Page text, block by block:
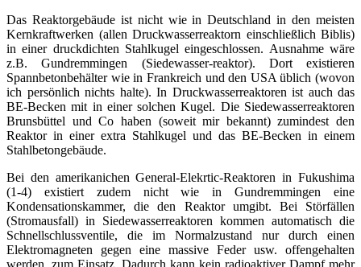
Das Reaktorgebäude ist nicht wie in Deutschland in den meisten
Kernkraftwerken (allen Druckwasserreaktorn einschließlich Biblis)
in einer druckdichten Stahlkugel eingeschlossen. Ausnahme wäre
z.B. Gundremmingen (Siedewasser-reaktor). Dort existieren
Spannbetonbehälter wie in Frankreich und den USA üblich (wovon
ich persönlich nichts halte). In Druckwasserreaktoren ist auch das
BE-Becken mit in einer solchen Kugel. Die Siedewasserreaktoren
Brunsbüttel und Co haben (soweit mir bekannt) zumindest den
Reaktor in einer extra Stahlkugel und das BE-Becken in einem
Stahlbetongebäude.
Bei den amerikanichen General-Elekrtic-Reaktoren in Fukushima
(1-4) existiert zudem nicht wie in Gundremmingen eine
Kondensationskammer, die den Reaktor umgibt. Bei Störfällen
(Stromausfall) in Siedewasserreaktoren kommen automatisch die
Schnellschlussventile, die im Normalzustand nur durch einen
Elektromagneten gegen eine massive Feder usw. offengehalten
werden, zum Einsatz. Dadurch kann kein radioaktiver Dampf mehr